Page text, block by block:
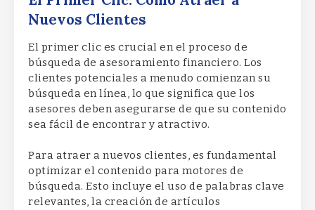
Nuevos Clientes
El primer clic es crucial en el proceso de
búsqueda de asesoramiento financiero. Los
clientes potenciales a menudo comienzan su
búsqueda en línea, lo que significa que los
asesores deben asegurarse de que su contenido
sea fácil de encontrar y atractivo.
Para atraer a nuevos clientes, es fundamental
optimizar el contenido para motores de
búsqueda. Esto incluye el uso de palabras clave
relevantes, la creación de artículos